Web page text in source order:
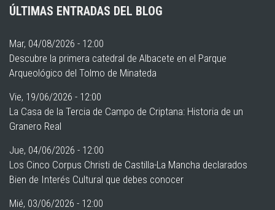
ÚLTIMAS ENTRADAS DEL BLOG
Mar, 04/08/2026 - 12:00
Descubre la primera catedral de Albacete en el Parque
Arqueológico del Tolmo de Minateda
Vie, 19/06/2026 - 12:00
La Casa de la Tercia de Campo de Criptana: Historia de un
Granero Real
Jue, 04/06/2026 - 12:00
Los Cinco Corpus Christi de Castilla-La Mancha declarados
Bien de Interés Cultural que debes conocer
Mié, 03/06/2026 - 12:00